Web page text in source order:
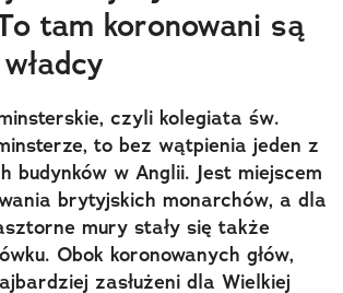
tam koronowani są
czyli kolegiata św.
to bez wątpienia jeden z
budynków w Anglii. Jest miejscem
brytyjskich monarchów, a dla
mury stały się także
Obok koronowanych głów,
zasłużeni dla Wielkiej